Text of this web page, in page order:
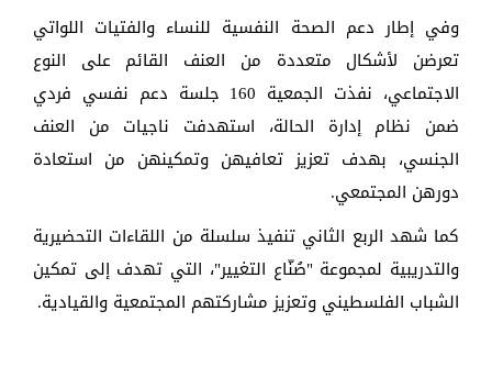
وفي إطار دعم الصحة النفسية للنساء والفتيات اللواتي
تعرضن لأشكال متعددة من العنف القائم على النوع
الاجتماعي، نفذت الجمعية 160 جلسة دعم نفسي فردي
ضمن نظام إدارة الحالة، استهدفت ناجيات من العنف
الجنسي، بهدف تعزيز تعافيهن وتمكينهن من استعادة
دورهن المجتمعي.
كما شهد الربع الثاني تنفيذ سلسلة من اللقاءات التحضيرية
والتدريبية لمجموعة "صُنّاع التغيير"، التي تهدف إلى تمكين
الشباب الفلسطيني وتعزيز مشاركتهم المجتمعية والقيادية.